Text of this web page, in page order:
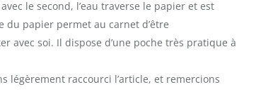
le second, l’eau traverse le papier et est
du papier permet au carnet d’être
avec soi. Il dispose d’une poche très pratique à
légèrement raccourci l’article, et remercions